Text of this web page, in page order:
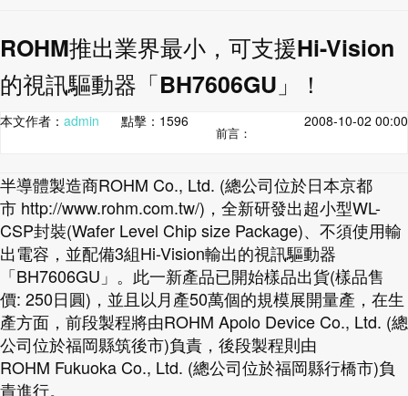
ROHM推出業界最小，可支援Hi-Vision
的視訊驅動器「BH7606GU」！
本文作者： admin 點擊： 1596 2008-10-02 00:00
前言：
半導體製造商ROHM Co., Ltd. (總公司位於日本京都
市 http://www.rohm.com.tw/)，全新研發出超小型WL-
CSP封裝(Wafer Level Chip size Package)、不須使用輸
出電容，並配備3組Hi-Vision輸出的視訊驅動器
「BH7606GU」。此一新產品已開始樣品出貨(樣品售
價: 250日圓)，並且以月產50萬個的規模展開量產，在生
產方面，前段製程將由ROHM Apolo Device Co., Ltd. (總
公司位於福岡縣筑後市)負責，後段製程則由
ROHM Fukuoka Co., Ltd. (總公司位於福岡縣行橋市)負
責進行。